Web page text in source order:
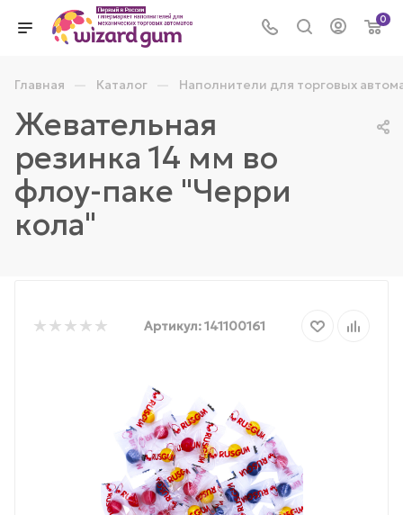
0
Главная — Каталог — Наполнители для торговых
Жевательная
резинка 14 мм во
флоу-паке "Черри
кола"
Артикул:141100161